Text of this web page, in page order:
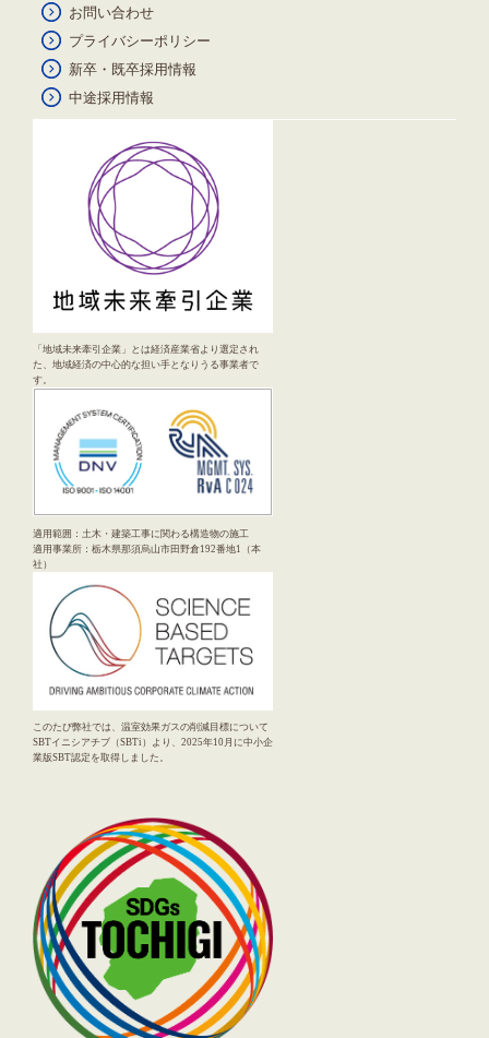
お問い合わせ
プライバシーポリシー
新卒・既卒採用情報
中途採用情報
「地域未来牽引企業」とは経済産業省より選定され
た、地域経済の中心的な担い手となりうる事業者で
す。
適用範囲：土木・建築工事に関わる構造物の施工
適用事業所：栃木県那須烏山市田野倉192番地1（本
社）
このたび弊社では、温室効果ガスの削減目標について
SBTイニシアチブ（SBTi）より、2025年10月に中小企
業版SBT認定を取得しました。